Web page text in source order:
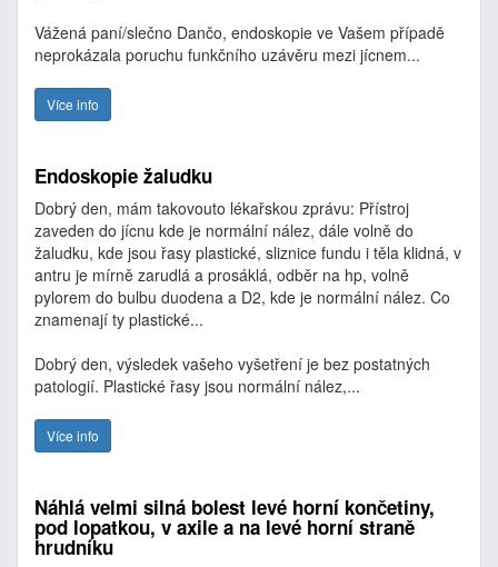
Vážená paní/slečno Dančo, endoskopie ve Vašem případě
neprokázala poruchu funkčního uzávěru mezi jícnem...
Více info
Endoskopie žaludku
Dobrý den, mám takovouto lékařskou zprávu: Přístroj
zaveden do jícnu kde je normální nález, dále volně do
žaludku, kde jsou řasy plastické, sliznice fundu i těla klidná, v
antru je mírně zarudlá a prosáklá, odběr na hp, volně
pylorem do bulbu duodena a D2, kde je normální nález. Co
znamenají ty plastické...
Dobrý den, výsledek vašeho vyšetření je bez postatných
patologií. Plastické řasy jsou normální nález,...
Více info
Náhlá velmi silná bolest levé horní končetiny,
pod lopatkou, v axile a na levé horní straně
hrudníku